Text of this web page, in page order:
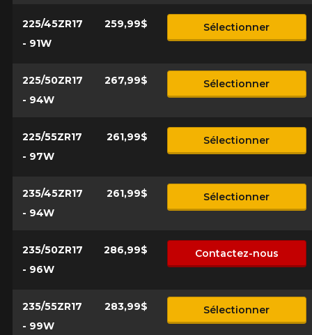
225/45ZR17
- 91W
259,99$ Sélectionner
225/50ZR17
- 94W
267,99$ Sélectionner
225/55ZR17
- 97W
261,99$ Sélectionner
235/45ZR17
- 94W
261,99$ Sélectionner
235/50ZR17
- 96W
286,99$ Contactez-nous
235/55ZR17
- 99W
283,99$ Sélectionner